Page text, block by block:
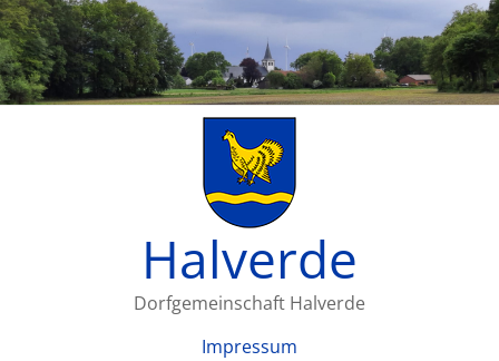
Halverde
Dorfgemeinschaft Halverde
Impressum